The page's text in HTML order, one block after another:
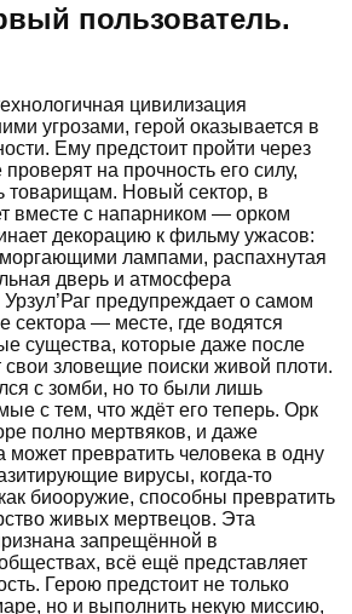
пользователь.
цивилизация
угрозами, герой оказывается в
Ему предстоит пройти через
на прочность его силу,
товарищам. Новый сектор, в
вместе с напарником — орком
декорацию к фильму ужасов:
лампами, распахнутая
дверь и атмосфера
предупреждает о самом
сектора — месте, где водятся
существа, которые даже после
зловещие поиски живой плоти.
с зомби, но то были лишь
с тем, что ждёт его теперь. Орк
полно мертвяков, и даже
превратить человека в одну
вирусы, когда-то
биооружие, способны превратить
живых мертвецов. Эта
запрещённой в
всё ещё представляет
Герою предстоит не только
но и выполнить некую миссию,